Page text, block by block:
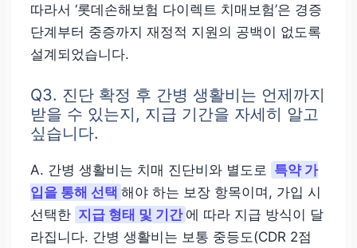
따라서 ‘롯데손해보험 다이렉트 치매보험’은 경증
단계부터 중증까지 재정적 지원의 공백이 없도록
설계되었습니다.
Q3. 진단 확정 후 간병 생활비는 언제까지
받을 수 있는지, 지급 기간을 자세히 알고
싶습니다.
A. 간병 생활비는 치매 진단비와 별도로 특약 가
입을 통해 선택 해야 하는 보장 항목이며, 가입 시
선택한 지급 형태 및 기간 에 따라 지급 방식이 달
라집니다. 간병 생활비는 보통 중등도(CDR 2점